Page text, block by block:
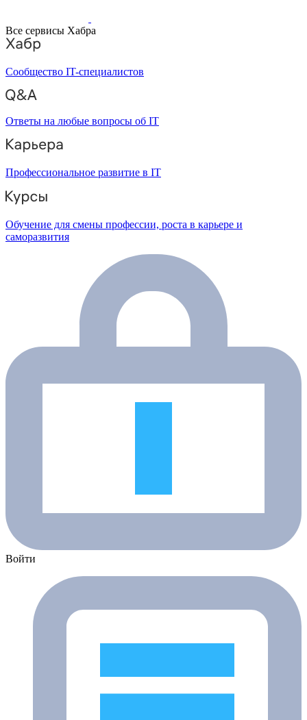
Все сервисы Хабра
Сообщество IT-специалистов
Ответы на любые вопросы об IT
Профессиональное развитие в IT
Обучение для смены профессии, роста в карьере и
саморазвития
Войти